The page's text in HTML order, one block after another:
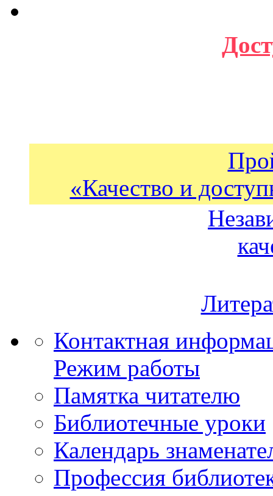
«Качество и
Контактная
Режим работы
Памятка читателю
Библиотечные уроки
Календарь
Профессия